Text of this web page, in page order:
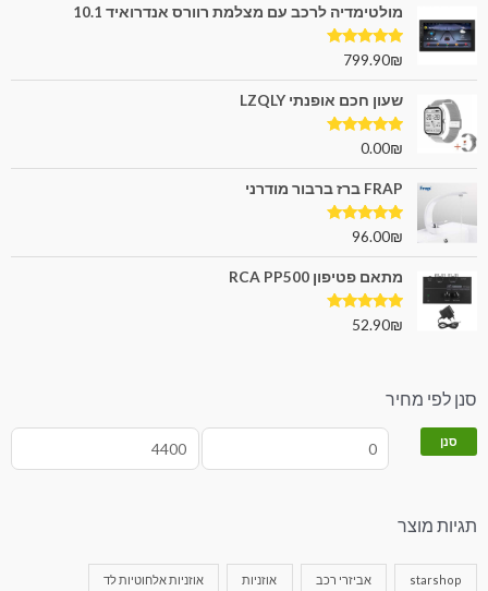
מולטימדיה לרכב עם מצלמת רוורס אנדרואיד 10.1
דורג5.00
799.90₪
שעון חכם אופנתי LZQLY
דורג5.00
0.00₪
FRAP ברז ברבור מודרני
דורג5.00
96.00₪
מתאם פטיפון RCA PP500
דורג5.00
52.90₪
סנן לפי מחיר
סנן
תגיות מוצר
starshop אביזרי רכב אוזניות אוזניות אלחוטיות לד